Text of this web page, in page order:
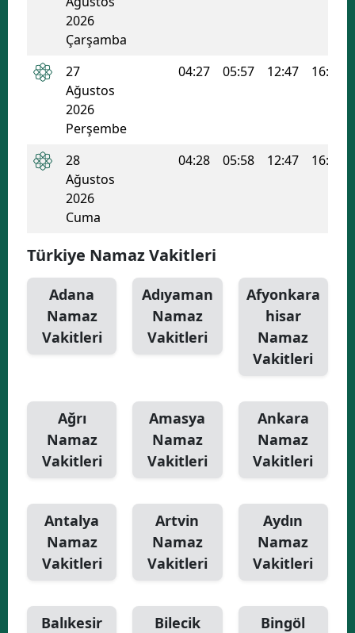
Karaman
Bartın
Ardahan
Iğdır
Karabük
Düzce
2026
Çarşamba
27
Ağustos
2026
Perşembe
04:27 05:57 12:47 16:30
28
Ağustos
2026
Cuma
04:28 05:58 12:47 16:29
Türkiye Namaz Vakitleri
Adana
Namaz
Vakitleri
Adıyaman
Namaz
Vakitleri
Afyonkara
hisar
Namaz
Vakitleri
Ağrı
Namaz
Vakitleri
Amasya
Namaz
Vakitleri
Ankara
Namaz
Vakitleri
Antalya
Namaz
Vakitleri
Artvin
Namaz
Vakitleri
Aydın
Namaz
Vakitleri
Balıkesir
Bilecik
Bingöl